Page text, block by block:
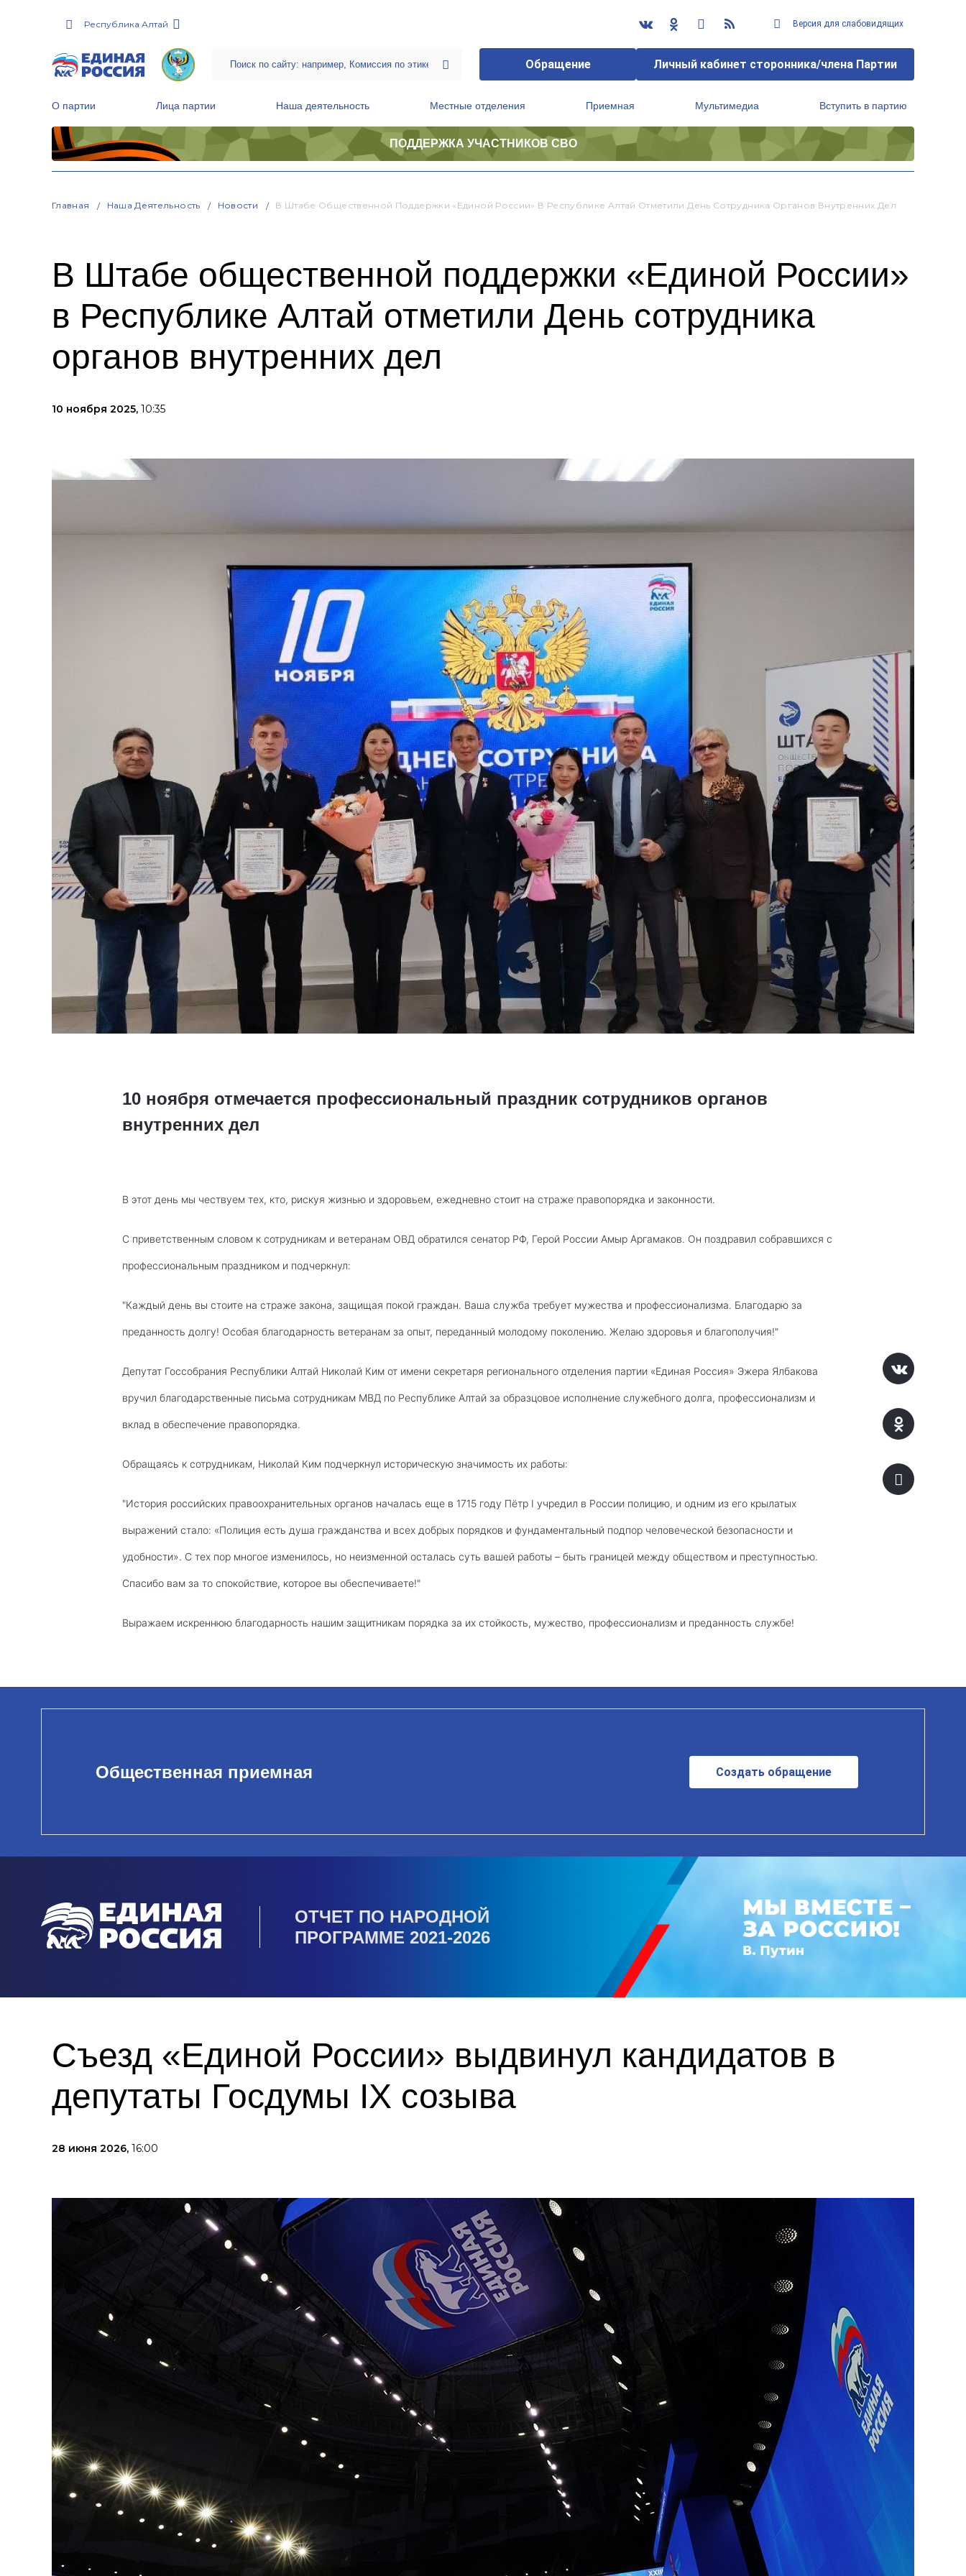
Республика Алтай Версия для слабовидящих
Обращение Личный кабинет сторонника/члена Партии
О партии Лица партии Наша деятельность Местные отделения Приемная Мультимедиа Вступить в партию
ПОДДЕРЖКА УЧАСТНИКОВ СВО
Главная Наша Деятельность Новости В Штабе Общественной Поддержки «Единой России» В Республике Алтай Отметили День Сотрудника Органов Внутренних Дел
В Штабе общественной поддержки «Единой России»
в Республике Алтай отметили День сотрудника
органов внутренних дел
10 ноября 2025, 10:35
10 ноября отмечается профессиональный праздник сотрудников органов
внутренних дел
В этот день мы чествуем тех, кто, рискуя жизнью и здоровьем, ежедневно стоит на страже правопорядка и законности.
С приветственным словом к сотрудникам и ветеранам ОВД обратился сенатор РФ, Герой России Амыр Аргамаков. Он поздравил собравшихся с
профессиональным праздником и подчеркнул:
"Каждый день вы стоите на страже закона, защищая покой граждан. Ваша служба требует мужества и профессионализма. Благодарю за
преданность долгу! Особая благодарность ветеранам за опыт, переданный молодому поколению. Желаю здоровья и благополучия!"
Депутат Госсобрания Республики Алтай Николай Ким от имени секретаря регионального отделения партии «Единая Россия» Эжера Ялбакова
вручил благодарственные письма сотрудникам МВД по Республике Алтай за образцовое исполнение служебного долга, профессионализм и
вклад в обеспечение правопорядка.
Обращаясь к сотрудникам, Николай Ким подчеркнул историческую значимость их работы:
"История российских правоохранительных органов началась еще в 1715 году Пётр I учредил в России полицию, и одним из его крылатых
выражений стало: «Полиция есть душа гражданства и всех добрых порядков и фундаментальный подпор человеческой безопасности и
удобности». С тех пор многое изменилось, но неизменной осталась суть вашей работы – быть границей между обществом и преступностью.
Спасибо вам за то спокойствие, которое вы обеспечиваете!"
Выражаем искреннюю благодарность нашим защитникам порядка за их стойкость, мужество, профессионализм и преданность службе!
Общественная приемная Создать обращение
ОТЧЕТ ПО НАРОДНОЙ
ПРОГРАММЕ 2021-2026
Съезд «Единой России» выдвинул кандидатов в
депутаты Госдумы IX созыва
28 июня 2026, 16:00